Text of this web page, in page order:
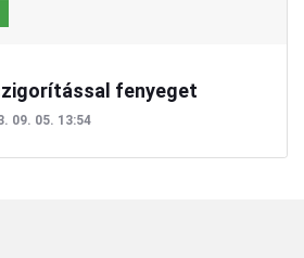
fenyeget
09. 05. 13:54